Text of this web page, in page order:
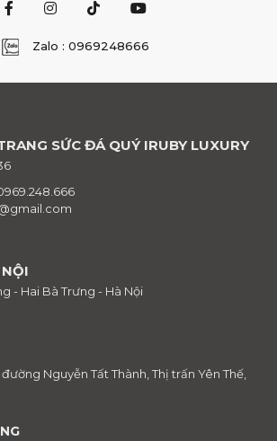
Zalo : 0969248666
SỨC ĐÁ QUÝ IRUBY LUXURY
- Hai Bà Trưng - Hà Nội
Nguyễn Tất Thành, Thị trấn Yên Thế,